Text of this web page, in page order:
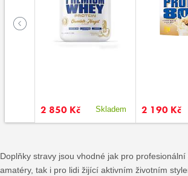
2 850 Kč Skladem 2 190 Kč
Doplňky stravy jsou vhodné jak pro
amatéry, tak i pro lidi žijící aktivním životním